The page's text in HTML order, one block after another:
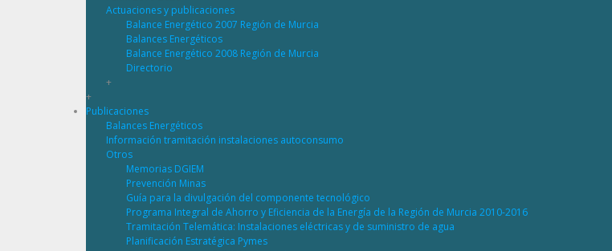
Actuaciones y publicaciones
Balance Energético 2007 Región de Murcia
Balances Energéticos
Balance Energético 2008 Región de Murcia
Directorio
+
+
Publicaciones
Balances Energéticos
Información tramitación instalaciones autoconsumo
Otros
Memorias DGIEM
Prevención Minas
Guía para la divulgación del componente tecnológico
Programa Integral de Ahorro y Eficiencia de la Energía de la Región de Murcia 2010-2016
Tramitación Telemática: Instalaciones eléctricas y de suministro de agua
Planificación Estratégica Pymes